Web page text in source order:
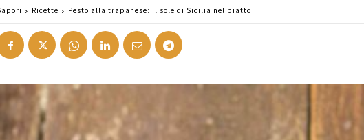
Ricette Pesto alla trapanese: il sole di Sicilia nel piatto